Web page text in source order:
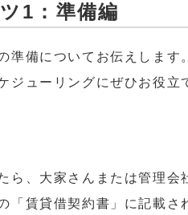
1：準備編
準備についてお伝えしま
ジューリングにぜひお役立
ら、大家さんまたは管理会
「賃貸借契約書」に記載